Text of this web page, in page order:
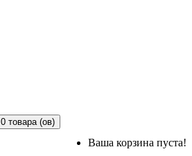
0 товара (ов)
Ваша корзина пуста!